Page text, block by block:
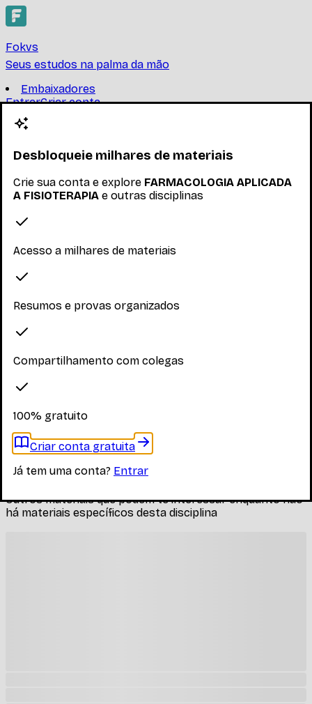
Fokvs
Seus estudos na palma da mão
Embaixadores
EntrarCriar conta
Criar conta
FARMACOLOGIA APLICADA
A FISIOTERAPIA
UNIVERSIDADE FEDERAL DE MINAS GERAIS
FARMACOLOGIA APLICADA A FISIOTERAPIA
Nenhum inscrito ainda
Materiais
Explore os materiais disponíveis
disciplina
Entrar
Materiais relacionados
Outros materiais que podem te interessar enquanto não
há materiais específicos desta disciplina
Desbloqueie milhares de materiais
Crie sua conta e explore FARMACOLOGIA APLICADA
A FISIOTERAPIA e outras disciplinas
Acesso a milhares de materiais
Resumos e provas organizados
Compartilhamento com colegas
100% gratuito
Criar conta gratuita
Já tem uma conta? Entrar